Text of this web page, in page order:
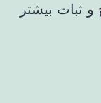
ثبات بیشتر